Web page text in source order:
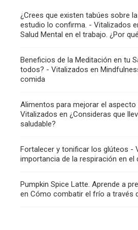
¿Crees que existen tabúes sobre
estudio lo confirma. - Vitalizados
Salud Mental en el trabajo. ¿Por
Beneficios de la Meditación en tu
todos? - Vitalizados en
comida
Alimentos para mejorar el aspecto
Vitalizados en ¿Consideras que
saludable?
Fortalecer y tonificar los glúteos -
importancia de la respiración en el
Pumpkin Spice Latte. Aprende a
en Cómo combatir el frío a través